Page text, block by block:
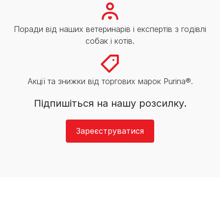
Поради від наших ветеринарів і експертів з годівлі
собак і котів.
Акції та знижки від торгових марок Purina®.
Підпишіться на нашу розсилку.
Зареєструватися